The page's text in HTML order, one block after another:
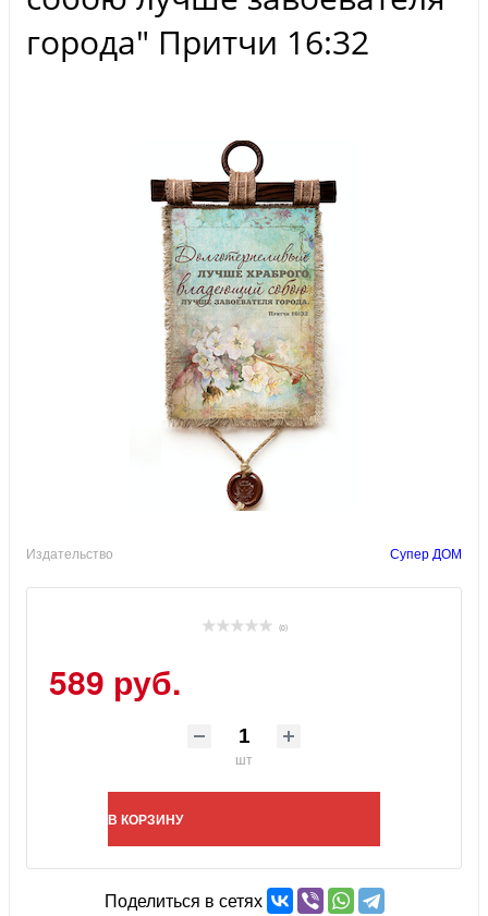
города" Притчи 16:32
Издательство Супер ДОМ
(0)
589 руб.
шт
В КОРЗИНУ
Поделиться в сетях